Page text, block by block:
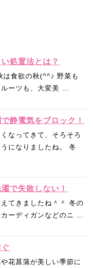
処置法とは？
は食欲の秋(^^♪ 野菜も
ーツも、大変美 …
静電気をブロック！
なってきて、そろそろ
になりましたね。 冬
で失敗しない！
てきましたね＾＾ 冬の
ーディガンなどのニ …
花菖蒲が美しい季節に